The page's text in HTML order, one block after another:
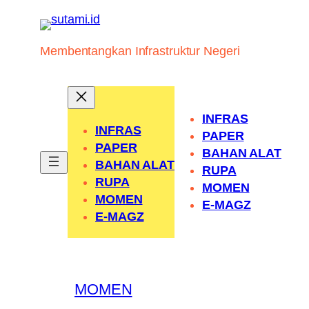
contentMembentangkan Infrastruktur Negeri
INFRAS
PAPER
BAHAN ALAT
RUPA
MOMEN
E-MAGZ
INFRAS
PAPER
BAHAN ALAT
RUPA
MOMEN
E-MAGZ
MOMEN